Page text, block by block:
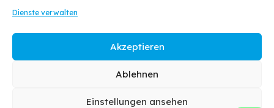
Dienste verwalten
Akzeptieren
Ablehnen
Einstellungen ansehen
Vivamus eu metus quis quam volutpat viverra ac ut
odio. Phasellus volutpat tristique consequat. Nunc
vitae nisl et magna rhoncus sollicitudin. Vestibulum